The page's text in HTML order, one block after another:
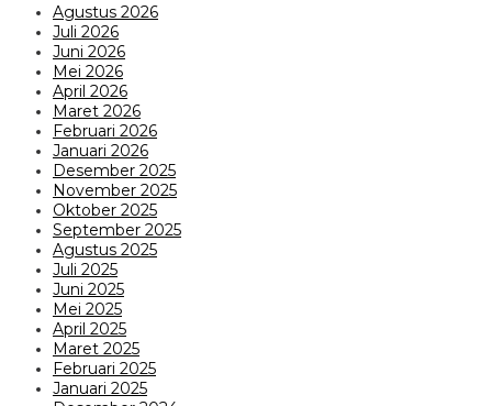
Agustus 2026
Juli 2026
Juni 2026
Mei 2026
April 2026
Maret 2026
Februari 2026
Januari 2026
Desember 2025
November 2025
Oktober 2025
September 2025
Agustus 2025
Juli 2025
Juni 2025
Mei 2025
April 2025
Maret 2025
Februari 2025
Januari 2025